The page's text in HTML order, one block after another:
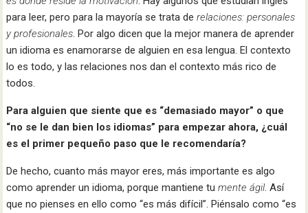
para leer, pero para la mayoría se trata derelaciones: personales
y profesionales. Por algo dicen que la mejor manera de aprender
un idioma es enamorarse de alguien en esa lengua. El contexto
lo es todo, y las relaciones nos dan el contexto más rico de
todos.
Para alguien que siente que es “demasiado mayor” o que
“no se le dan bien los idiomas” para empezar ahora, ¿cuál
es el primer pequeño paso que le recomendaría?
De hecho, cuanto más mayor eres, más importante es algo
como aprender un idioma, porque mantiene tumente ágil. Así
que no pienses en ello como “es más difícil”. Piénsalo como “es